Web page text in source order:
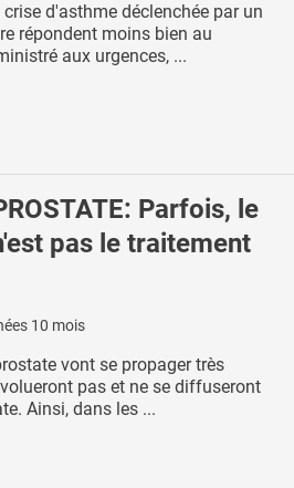
d'asthme déclenchée par un
répondent moins bien au
aux urgences, ...
Parfois, le
pas le traitement
10 mois
vont se propager très
pas et ne se diffuseront
Ainsi, dans les ...